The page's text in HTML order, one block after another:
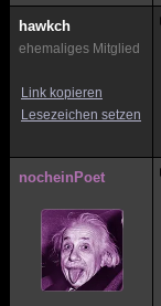
hawkch
ehemaliges Mitglied
Link kopieren
Lesezeichen setzen
nocheinPoet